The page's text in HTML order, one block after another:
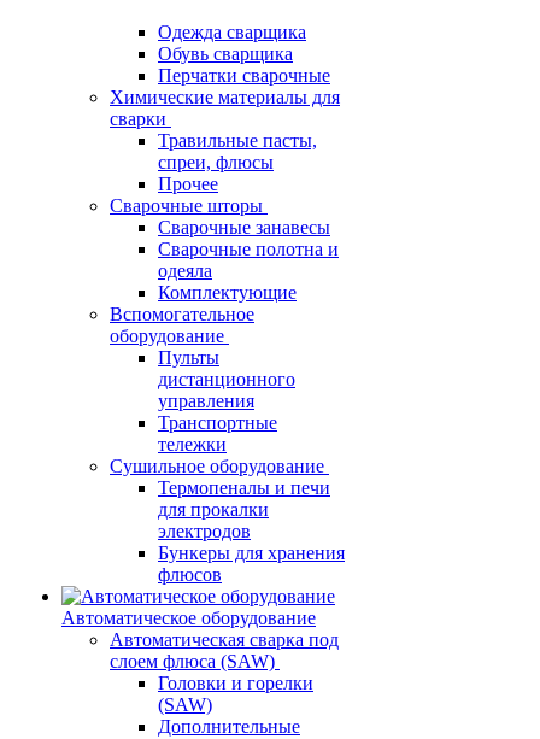
Одежда сварщика
Обувь сварщика
Перчатки сварочные
Химические материалы для
сварки
Травильные пасты,
спреи, флюсы
Прочее
Сварочные шторы
Сварочные занавесы
Сварочные полотна и
одеяла
Комплектующие
Вспомогательное
оборудование
Пульты
дистанционного
управления
Транспортные
тележки
Сушильное оборудование
Термопеналы и печи
для прокалки
электродов
Бункеры для хранения
флюсов
Автоматическое оборудование
Автоматическая сварка под
слоем флюса (SAW)
Головки и горелки
(SAW)
Дополнительные